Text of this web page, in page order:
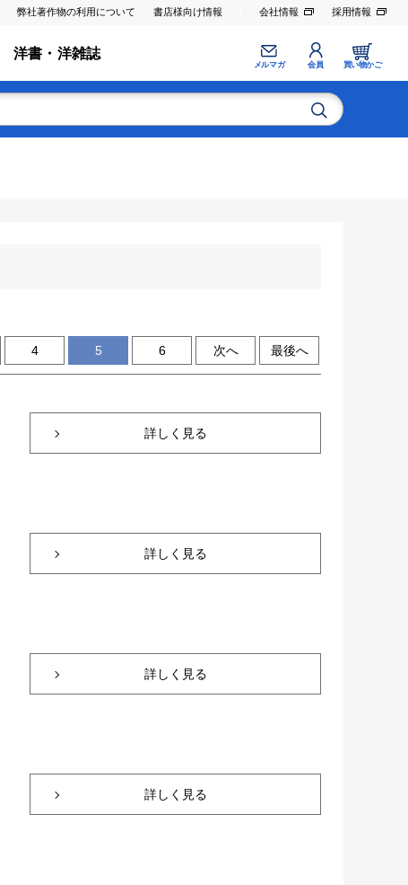
弊社著作物の利用について 書店様向け情報 会社情報 採用情報
洋書・洋雑誌
メルマガ 会員 買い物かご
4 5 6 次へ 最後へ
詳しく見る
詳しく見る
詳しく見る
詳しく見る